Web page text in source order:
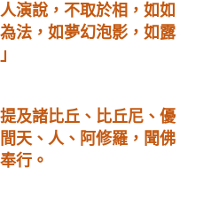
演說，不取於相，如如
法，如夢幻泡影，如露
及諸比丘、比丘尼、優
天、人、阿修羅，聞佛
行。